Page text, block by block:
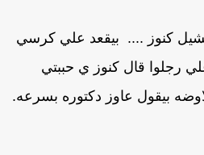
كنوز .... بيقعد علي كرسي
رجلوا قال كنوز ي حببتي
بيقول عاوز دكتوره بسرعه.